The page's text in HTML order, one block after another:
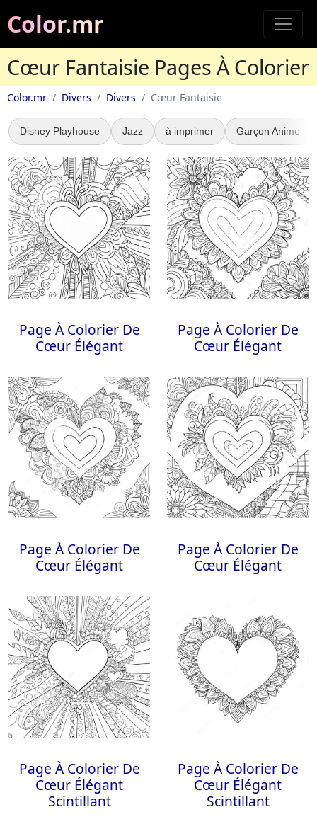
Color.mr
Cœur Fantaisie Pages À Colorier
Color.mr Divers Divers Cœur Fantaisie
Disney Playhouse Jazz à imprimer Garçon Anime
Page À Colorier De
Cœur Élégant
Page À Colorier De
Cœur Élégant
Page À Colorier De
Cœur Élégant
Page À Colorier De
Cœur Élégant
Page À Colorier De
Cœur Élégant
Scintillant
Page À Colorier De
Cœur Élégant
Scintillant